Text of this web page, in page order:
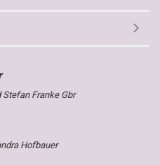
Stefan Franke Gbr
Hofbauer